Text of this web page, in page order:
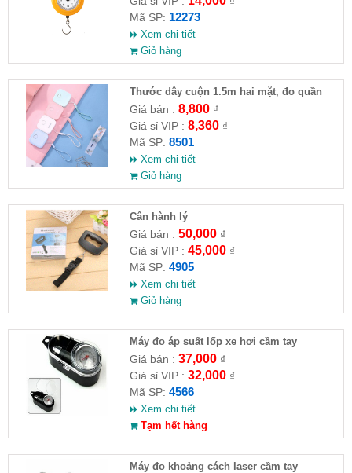
Mã SP: 12273
Xem chi tiết
Giỏ hàng
Thước dây cuộn 1.5m hai mặt, đo quần
áo, vòng người
Giá bán : 8,800₫
Giá sỉ VIP : 8,360₫
Mã SP: 8501
Xem chi tiết
Giỏ hàng
Cân hành lý
Giá bán : 50,000₫
Giá sỉ VIP : 45,000₫
Mã SP: 4905
Xem chi tiết
Giỏ hàng
Máy đo áp suất lốp xe hơi cầm tay
Giá bán : 37,000₫
Giá sỉ VIP : 32,000₫
Mã SP: 4566
Xem chi tiết
Tạm hết hàng
Máy đo khoảng cách laser cầm tay